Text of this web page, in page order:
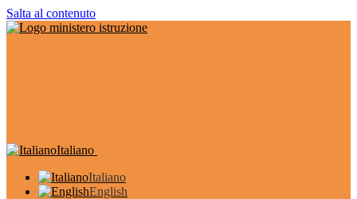
Salta al contenuto
Italiano
Italiano
English